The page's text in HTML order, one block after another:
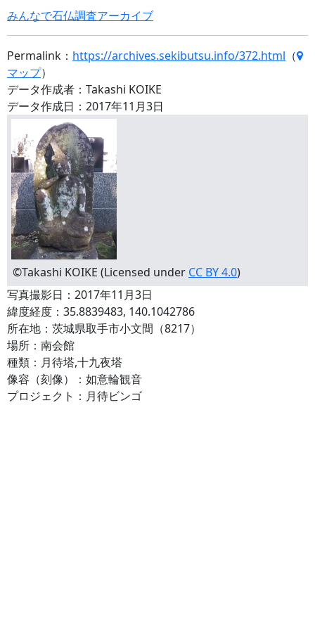
みんなで石仏調査アーカイブ
Permalink： https://archives.sekibutsu.info/372.html （
マップ）
データ作成者：Takashi KOIKE
データ作成日：2017年11月3日
©Takashi KOIKE (Licensed under CC BY 4.0)
写真撮影日：2017年11月3日
緯度経度：35.8839483, 140.1042786
所在地：茨城県取手市小文間（8217）
場所：南会館
種類：月待塔,十九夜塔
像容（刻像）：如意輪観音
プロジェクト：月待ビンゴ